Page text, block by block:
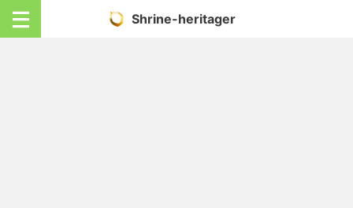
Shrine-heritager